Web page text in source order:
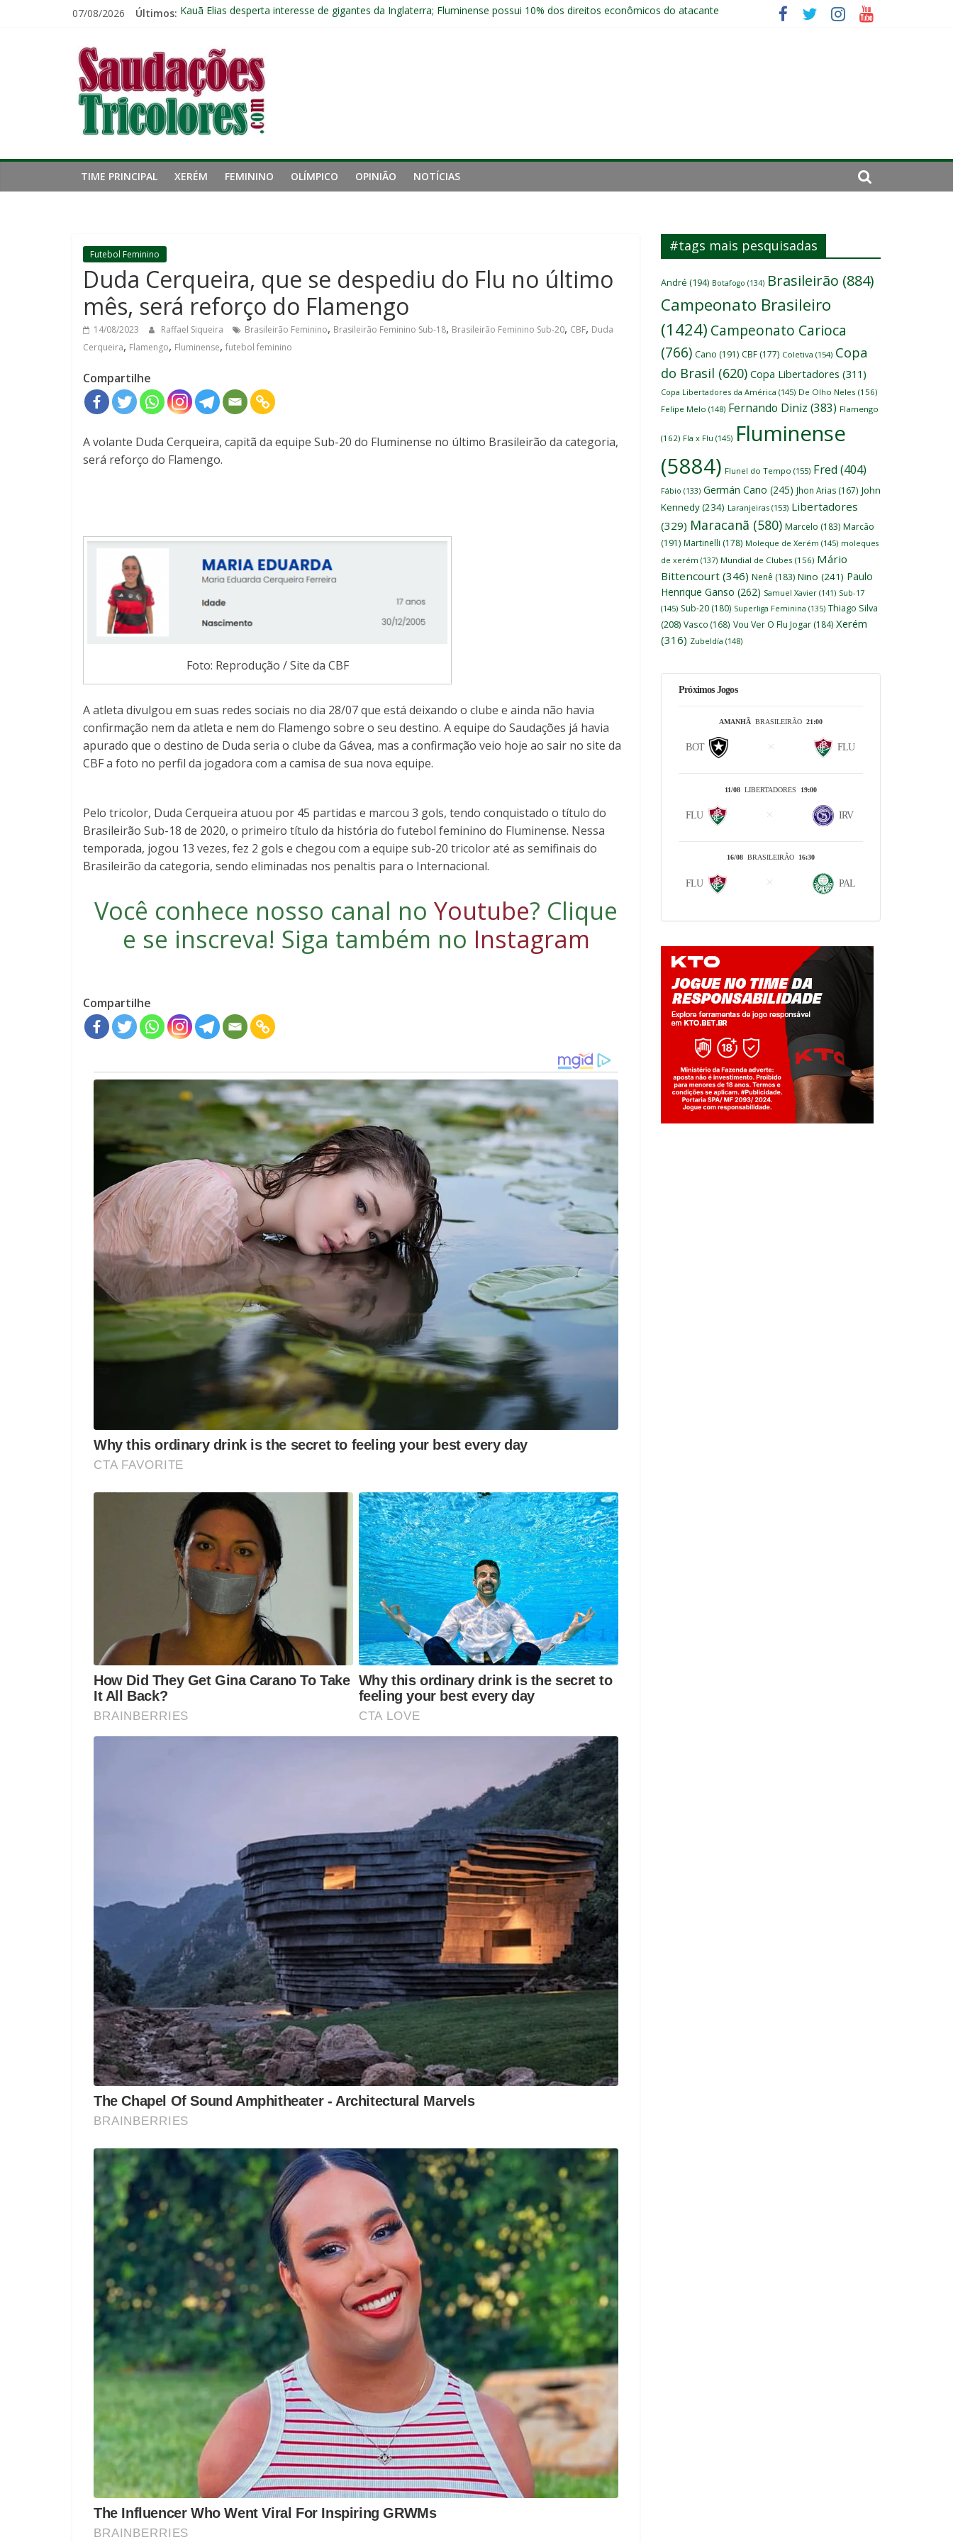
07/08/2026 Últimos: Kauã Elias desperta interesse de gigantes da Inglaterra; Fluminense possui 10% dos direitos econômicos do atacante
Público geral já pode garantir ingresso para Fluminense x Independiente Rivadavia pela Libertadores
Fluminense renova contrato com Ruan Sales
Saudações
Tricolores
TIME PRINCIPAL XERÉM FEMININO OLÍMPICO OPINIÃO NOTÍCIAS
Futebol Feminino
Duda Cerqueira, que se despediu do Flu no último
mês, será reforço do Flamengo
14/08/2023 Raffael Siqueira Brasileirão Feminino, Brasileirão Feminino Sub-18, Brasileirão Feminino Sub-20, CBF, Duda
Cerqueira, Flamengo, Fluminense, futebol feminino
Compartilhe
A volante Duda Cerqueira, capitã da equipe Sub-20 do Fluminense no último Brasileirão da categoria,
será reforço do Flamengo.
Foto: Reprodução / Site da CBF
A atleta divulgou em suas redes sociais no dia 28/07 que está deixando o clube e ainda não havia
confirmação nem da atleta e nem do Flamengo sobre o seu destino. A equipe do Saudações já havia
apurado que o destino de Duda seria o clube da Gávea, mas a confirmação veio hoje ao sair no site da
CBF a foto no perfil da jogadora com a camisa de sua nova equipe.
Pelo tricolor, Duda Cerqueira atuou por 45 partidas e marcou 3 gols, tendo conquistado o título do
Brasileirão Sub-18 de 2020, o primeiro título da história do futebol feminino do Fluminense. Nessa
temporada, jogou 13 vezes, fez 2 gols e chegou com a equipe sub-20 tricolor até as semifinais do
Brasileirão da categoria, sendo eliminadas nos penaltis para o Internacional.
Você conhece nosso canal no Youtube? Clique
e se inscreva! Siga também no Instagram
Compartilhe
#tags mais pesquisadas
André (194) Botafogo (134) Brasileirão (884)
Campeonato Brasileiro
(1424) Campeonato Carioca
(766) Cano (191) CBF (177) Coletiva (154) Copa
do Brasil (620) Copa Libertadores (311)
Copa Libertadores da América (145) De Olho Neles (156)
Felipe Melo (148) Fernando Diniz (383) Flamengo
(162) Fla x Flu (145) Fluminense
(5884) Flunel do Tempo (155) Fred (404)
Fábio (133) Germán Cano (245) Jhon Arias (167) John
Kennedy(234) Laranjeiras (153) Libertadores
(329) Maracanã (580) Marcelo (183) Marcão
(191) Martinelli (178) Moleque de Xerém (145) moleques
de xerém (137) Mundial de Clubes (156) Mário
Bittencourt (346) Nenê (183) Nino (241) Paulo
Henrique Ganso (262) Samuel Xavier (141) Sub-17
(145) Sub-20 (180) Superliga Feminina (135) Thiago Silva
(208) Vasco (168) Vou Ver O Flu Jogar (184) Xerém
(316) Zubeldía (148)
Próximos Jogos
AMANHÃ BRASILEIRÃO 21:00
BOT FLU
11/08 LIBERTADORES 19:00
FLU IRV
16/08 BRASILEIRÃO 16:30
FLU PAL
Jogue com responsabilidade. 18+